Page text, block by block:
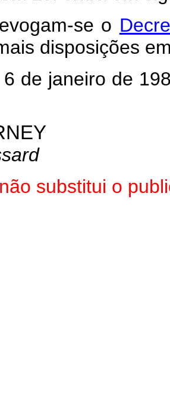
se o
disposições
de janeiro de
substitui o